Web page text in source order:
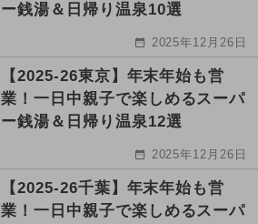
ー銭湯＆日帰り温泉10選
2025年12月26日
【2025-26東京】年末年始も営
業！一日中親子で楽しめるスーパ
ー銭湯＆日帰り温泉12選
2025年12月26日
【2025-26千葉】年末年始も営
業！一日中親子で楽しめるスーパ